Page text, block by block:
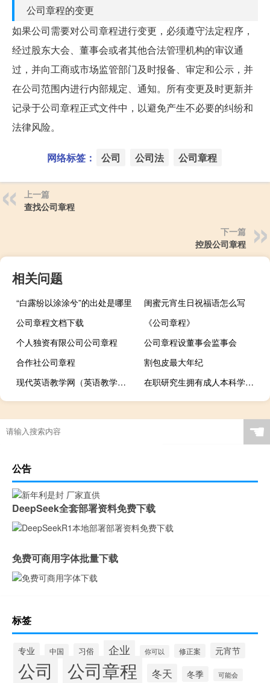
公司章程的变更
如果公司需要对公司章程进行变更，必须遵守法定程序，
经过股东大会、董事会或者其他合法管理机构的审议通
过，并向工商或市场监管部门及时报备、审定和公示，并
在公司范围内进行内部规定、通知。所有变更及时更新并
记录于公司章程正式文件中，以避免产生不必要的纠纷和
法律风险。
网络标签： 公司 公司法 公司章程
上一篇
查找公司章程
下一篇
控股公司章程
相关问题
“白露纷以涂涂兮”的出处是哪里
闺蜜元宵生日祝福语怎么写
公司章程文档下载
《公司章程》
个人独资有限公司公司章程
公司章程设董事会监事会
合作社公司章程
割包皮最大年纪
现代英语教学网（英语教学网）
在职研究生拥有成人本科学历能进行同等学力申硕吗
☚
公告
DeepSeek全套部署资料免费下载
免费可商用字体批量下载
标签
专业 中国 习俗 企业 你可以 修正案 元宵节
公司 公司章程 冬天 冬季 可能会